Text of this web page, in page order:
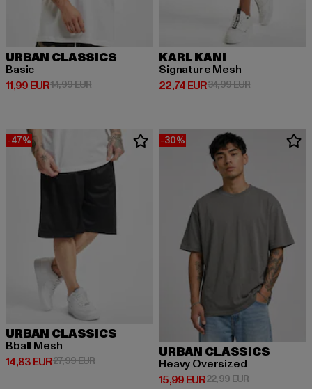
URBAN CLASSICS
Basic
11,99 EUR
Derzeitiger Preis: 11,99 EUR
14,99 EURAktionspreis: 14,99 EUR
KARL KANI
Signature Mesh
22,74 EUR
Derzeitiger Preis: 22,74 EUR
34,99 EURAktionspreis:
-47%
URBAN CLASSICS
Bball Mesh
14,83 EUR
Derzeitiger Preis: 14,83 EUR
27,99 EURAktionspreis: 27,99 EUR
-30%
URBAN CLASSICS
Heavy Oversized
15,99 EUR
Derzeitiger Preis: 15,99 EUR
22,99 EURAktionspreis: